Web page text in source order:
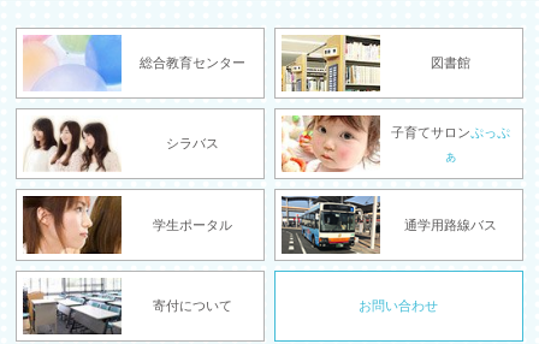
総合教育センター 図書館
シラバス
子育てサロンぷっぷ
ぁ
学生ポータル 通学用路線バス
寄付について お問い合わせ